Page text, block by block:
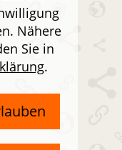
Nähere
Sie in
.